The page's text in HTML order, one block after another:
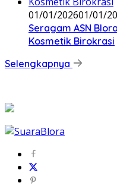
01/01/202601/01/
‎Seragam ASN
Kosmetik Birokrasi
Selengkapnya